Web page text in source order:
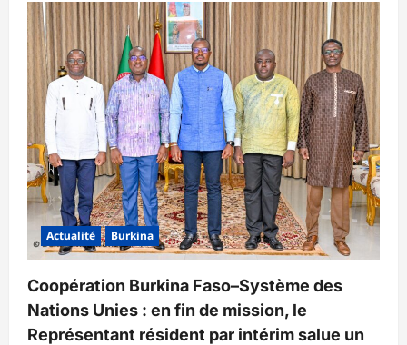
Actualité Burkina
Coopération Burkina Faso–Système des
Nations Unies : en fin de mission, le
Représentant résident par intérim salue un